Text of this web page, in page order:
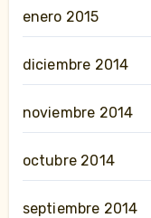
enero 2015
diciembre 2014
noviembre 2014
octubre 2014
septiembre 2014